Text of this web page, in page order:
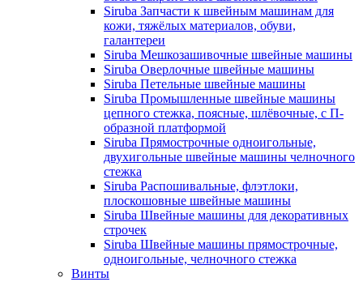
Siruba Запчасти к швейным машинам для
кожи, тяжёлых материалов, обуви,
галантереи
Siruba Мешкозашивочные швейные машины
Siruba Оверлочные швейные машины
Siruba Петельные швейные машины
Siruba Промышленные швейные машины
цепного стежка, поясные, шлёвочные, с П-
образной платформой
Siruba Прямострочные одноигольные,
двухигольные швейные машины челночного
стежка
Siruba Распошивальные, флэтлоки,
плоскошовные швейные машины
Siruba Швейные машины для декоративных
строчек
Siruba Швейные машины прямострочные,
одноигольные, челночного стежка
Винты